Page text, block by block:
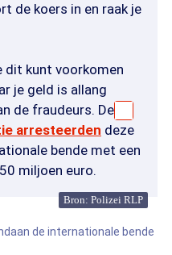
de koers in en raak je
dit kunt voorkomen
je geld is allang
de fraudeurs. De
arresteerden deze
bende met een
miljoen euro.
Bron: Polizei RLP
de internationale bende